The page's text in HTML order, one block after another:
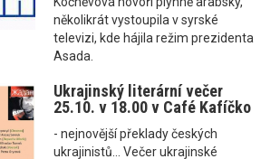
několikrát vystoupila v syrské
televizi, kde hájila režim prezidenta
Asada.
Ukrajinský literární večer
25.10. v 18.00 v Café Kafíčko
- nejnovější překlady českých
ukrajinistů... Večer ukrajinské